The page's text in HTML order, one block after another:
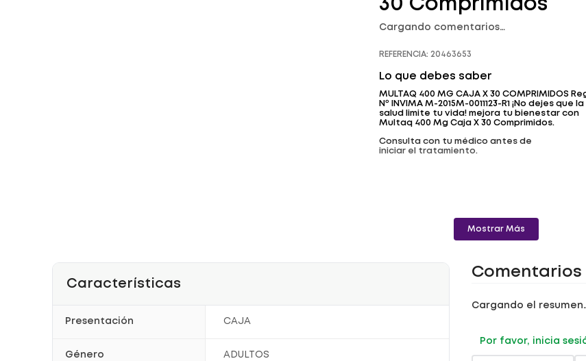
30 Comprimidos
Cargando comentarios…
REFERENCIA: 20463653
Lo que debes saber
MULTAQ 400 MG CAJA X 30 COMPRIMIDOS
Nº INVIMA M-2015M-0011123-R1 ¡No dejes que
salud limite tu vida! mejora tu bienestar con
Multaq 400 Mg Caja X 30 Comprimidos.
Consulta con tu médico antes de
iniciar el tratamiento.
Mostrar Más
Características
Presentación CAJA
Género ADULTOS
Comentarios
Cargando el
Por favor, inicia